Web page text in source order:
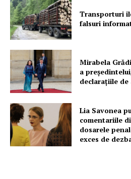
Transporturi
falsuri
Mirabela
a
declarațiile de
Lia Savonea
comentariile
dosarele
exces de